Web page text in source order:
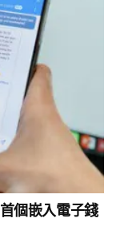
個嵌入電子錢